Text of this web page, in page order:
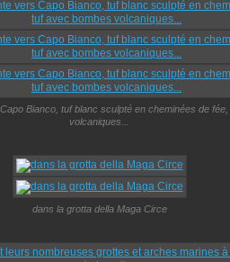
Bianco, tuf blanc sculpté en cheminées de
volcaniques...
dans la grotta della Maga Circe